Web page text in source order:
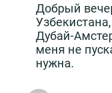
Добрый
Дубай-
меня не
нужна.